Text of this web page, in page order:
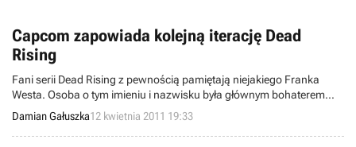
Capcom zapowiada kolejną iterację Dead
Rising
Fani serii Dead Rising z pewnością pamiętają niejakiego Franka
Westa. Osoba o tym imieniu i nazwisku była głównym bohaterem
pierwszej części gry, wydanej na Xboksa 360. Ci, którzy nieco
zapomnieli o wyżej wspomnianym powinni niezwłocznie
przypomnieć sobie jego losy, gdyż zagracie nim w... Dead Rising 2:
Damian Gałuszka12 kwietnia 2011 19:33